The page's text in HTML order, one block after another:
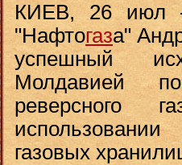
КИЕВ, 26 июл
"Нафтогаза"
успешный
Молдавией
использовании
газовых